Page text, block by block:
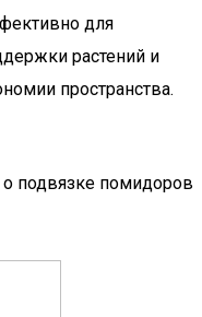
для
растений и
пространства.
подвязке помидоров